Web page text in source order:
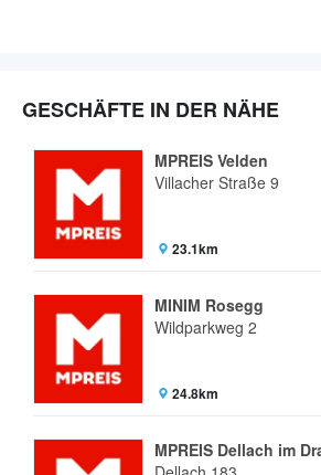
GESCHÄFTE IN DER NÄHE
MPREIS Velden
Villacher Straße 9
23.1km
MINIM Rosegg
Wildparkweg 2
24.8km
MPREIS Dellach im